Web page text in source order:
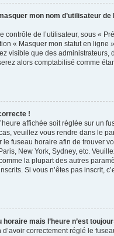
mon nom d’utilisateur
contrôle de l’utilisateur, sous «
« Masquer mon statut en ligne
visible que des administrateurs,
alors comptabilisé comme
!
affichée soit réglée sur un
veuillez vous rendre dans le
le fuseau horaire afin de trouver
New York, Sydney, etc.
la plupart des autres
Si vous n’êtes pas inscrit,
horaire mais l’heure n’est
d’avoir correctement réglé le